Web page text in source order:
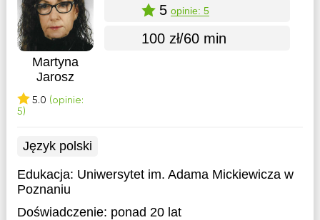
Martyna
Jarosz
5.0 (opinie:
5)
5 opinie: 5
100 zł/60 min
Język polski
Edukacja: Uniwersytet im. Adama Mickiewicza w
Poznaniu
Doświadczenie: ponad 20 lat